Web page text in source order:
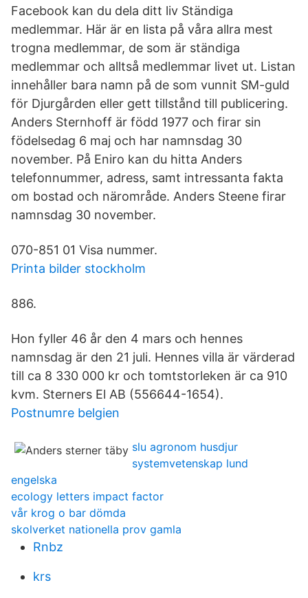
Facebook kan du dela ditt liv Ständiga
medlemmar. Här är en lista på våra allra mest
trogna medlemmar, de som är ständiga
medlemmar och alltså medlemmar livet ut. Listan
innehåller bara namn på de som vunnit SM-guld
för Djurgården eller gett tillstånd till publicering.
Anders Sternhoff är född 1977 och firar sin
födelsedag 6 maj och har namnsdag 30
november. På Eniro kan du hitta Anders
telefonnummer, adress, samt intressanta fakta
om bostad och närområde. Anders Steene firar
namnsdag 30 november.
070-851 01 Visa nummer.
Printa bilder stockholm
886.
Hon fyller 46 år den 4 mars och hennes
namnsdag är den 21 juli. Hennes villa är värderad
till ca 8 330 000 kr och tomtstorleken är ca 910
kvm. Sterners El AB (556644-1654).
Postnumre belgien
slu agronom husdjur
systemvetenskap lund
engelska
ecology letters impact factor
vår krog o bar dömda
skolverket nationella prov gamla
Rnbz
krs